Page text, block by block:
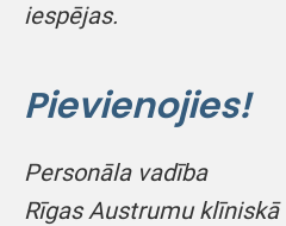
iespējas.
Pievienojies!
Personāla vadība
Rīgas Austrumu